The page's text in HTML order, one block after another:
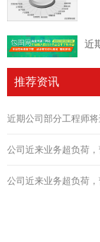
近
推荐资讯
近期公司部分工程师
公司近来业务超负荷
公司近来业务超负荷